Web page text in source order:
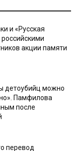
и «Русская
акции памяти
детоубийц можно
Памфилова
после
перевод